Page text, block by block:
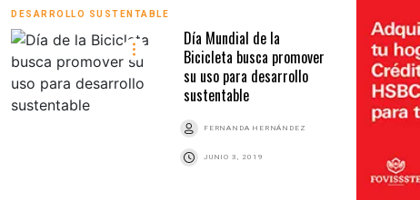
DESARROLLO SUSTENTABLE
Día Mundial de la
Bicicleta busca promover
su uso para desarrollo
sustentable
FERNANDA HERNÁNDEZ
JUNIO 3, 2019